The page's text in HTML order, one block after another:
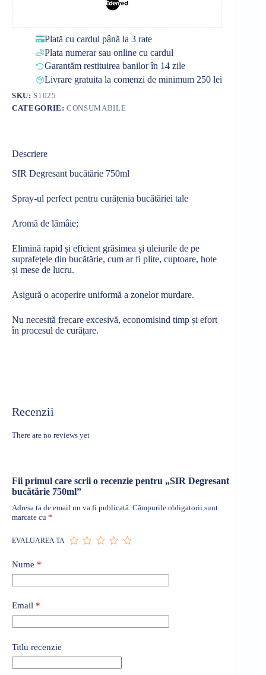
Plată cu cardul până la 3 rate
Plata numerar sau online cu cardul
Garantăm restituirea banilor în 14 zile
Livrare gratuita la comenzi de minimum 250 lei
SKU: S1025
CATEGORIE:CONSUMABILE
Descriere
SIR Degresant bucătărie 750ml
Spray-ul perfect pentru curățenia bucătăriei tale
Aromă de lămâie;
Elimină rapid și eficient grăsimea și uleiurile de pe
suprafețele din bucătărie, cum ar fi plite, cuptoare, hote
și mese de lucru.
Asigură o acoperire uniformă a zonelor murdare.
Nu necesită frecare excesivă, economisind timp și efort
în procesul de curățare.
Recenzii
There are no reviews yet
Fii primul care scrii o recenzie pentru „SIR Degresant
bucătărie 750ml”
Adresa ta de email nu va fi publicată. Câmpurile obligatorii sunt
marcate cu *
EVALUAREA TA
Nume *
Email *
Titlu recenzie